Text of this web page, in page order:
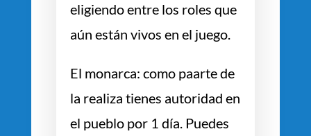
eligiendo entre los roles que
aún están vivos en el juego.
El monarca: como paarte de
la realiza tienes autoridad en
el pueblo por 1 día. Puedes